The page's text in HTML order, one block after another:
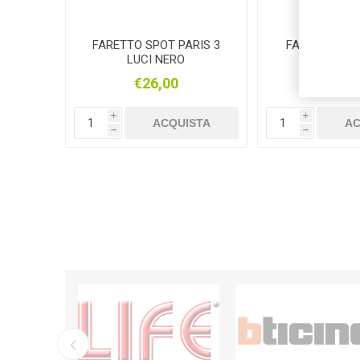
FARETTO SPOT PARIS 3
LUCI NERO
€26,00
i
h
ACQUISTA
FARETTO
i
h